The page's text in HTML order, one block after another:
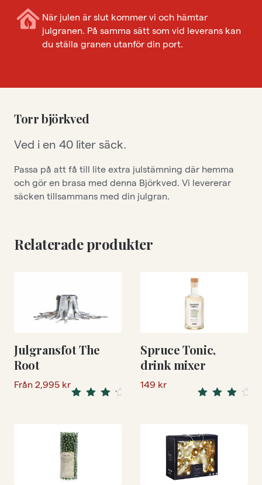
När julen är slut kommer vi och hämtar
julgranen. På samma sätt som vid leverans kan
du ställa granen utanför din port.
Torr björkved
Ved i en 40 liter säck.
Passa på att få till lite extra julstämning där hemma
och gör en brasa med denna Björkved. Vi levererar
säcken tillsammans med din julgran.
Relaterade produkter
Julgransfot The
Root
Från 2,995 kr
Spruce Tonic,
drink mixer
149 kr